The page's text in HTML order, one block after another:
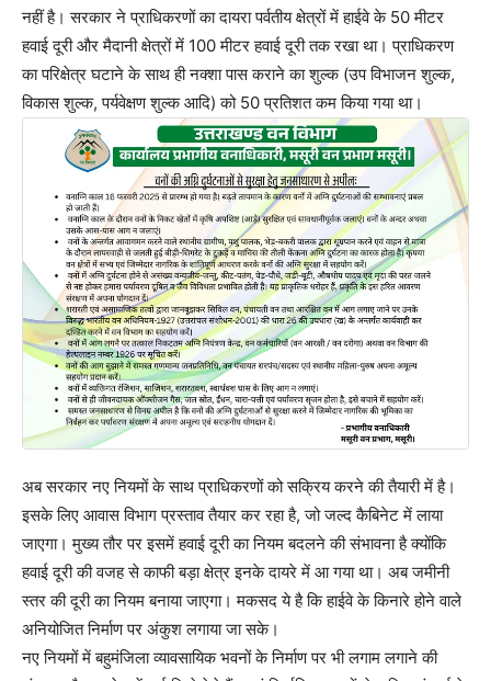
नहीं है। सरकार ने प्राधिकरणों का दायरा पर्वतीय क्षेत्रों में हाईवे के 50 मीटर
हवाई दूरी और मैदानी क्षेत्रों में 100 मीटर हवाई दूरी तक रखा था। प्राधिकरण
का परिक्षेत्र घटाने के साथ ही नक्शा पास कराने का शुल्क (उप विभाजन शुल्क,
विकास शुल्क, पर्यवेक्षण शुल्क आदि) को 50 प्रतिशत कम किया गया था।
अब सरकार नए नियमों के साथ प्राधिकरणों को सक्रिय करने की तैयारी में है।
इसके लिए आवास विभाग प्रस्ताव तैयार कर रहा है, जो जल्द कैबिनेट में लाया
जाएगा। मुख्य तौर पर इसमें हवाई दूरी का नियम बदलने की संभावना है क्योंकि
हवाई दूरी की वजह से काफी बड़ा क्षेत्र इनके दायरे में आ गया था। अब जमीनी
स्तर की दूरी का नियम बनाया जाएगा। मकसद ये है कि हाईवे के किनारे होने वाले
अनियोजित निर्माण पर अंकुश लगाया जा सके।
नए नियमों में बहुमंजिला व्यावसायिक भवनों के निर्माण पर भी लगाम लगाने की